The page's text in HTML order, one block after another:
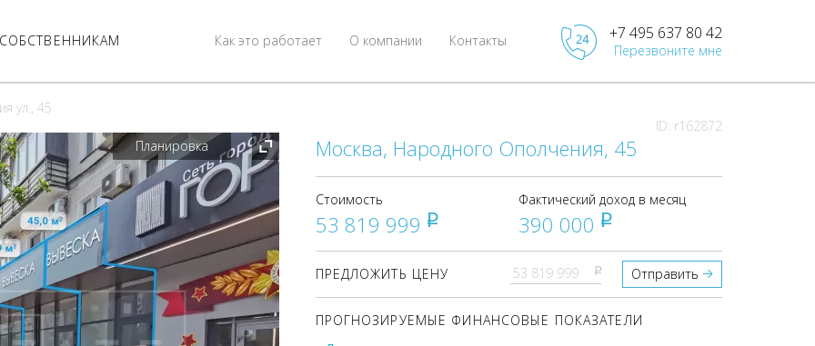
Контакты
О компании
Как это работает +7 495 637 80 42
Перезвоните мне
ул., 45
ID: r162872
Планировка
Москва, Народного Ополчения, 45
Стоимость
53 819 999 pуб
Фактический доход в месяц
390 000 pуб
ПРЕДЛОЖИТЬ ЦЕНУ pуб Отправить
ПРОГНОЗИРУЕМЫЕ ФИНАНСОВЫЕ ПОКАЗАТЕЛИ